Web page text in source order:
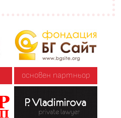
основен партньор